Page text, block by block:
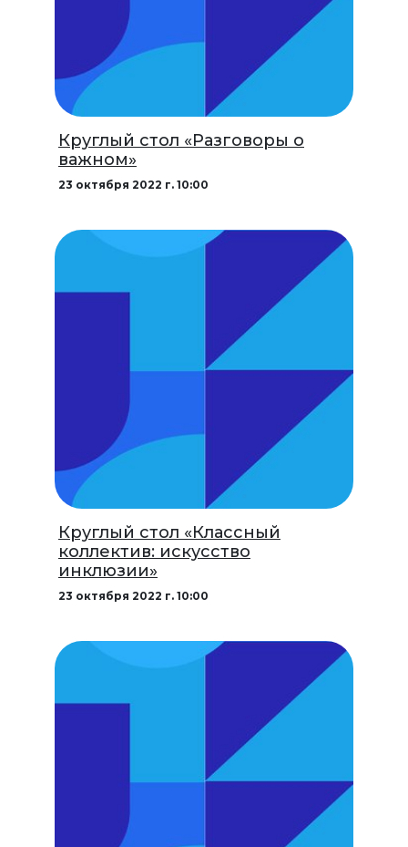
Круглый стол «Разговоры о
важном»
23 октября 2022 г. 10:00
Круглый стол «Классный
коллектив: искусство
инклюзии»
23 октября 2022 г. 10:00